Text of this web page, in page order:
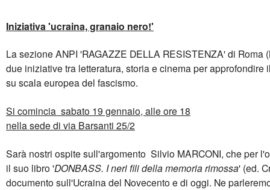
Iniziativa'ucraina, granaio nero!'
La sezione ANPI 'RAGAZZE DELLA RESISTENZA' di Roma
due iniziative tra letteratura, storia e cinema per
su scala europea del fascismo.
Si comincia sabato 19 gennaio, alle ore 18
nella sede di via Barsanti 25/2
Sarà nostri ospite sull'argomento Silvio MARCONI, che per
il suo libro 'DONBASS. I neri fili della memoria rimossa' (ed.
documento sull'Ucraina del Novecento e di oggi. Ne